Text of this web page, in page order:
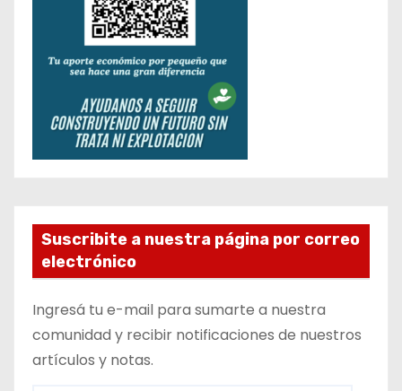
Suscribite a nuestra página por correo
electrónico
Ingresá tu e-mail para sumarte a nuestra
comunidad y recibir notificaciones de nuestros
artículos y notas.